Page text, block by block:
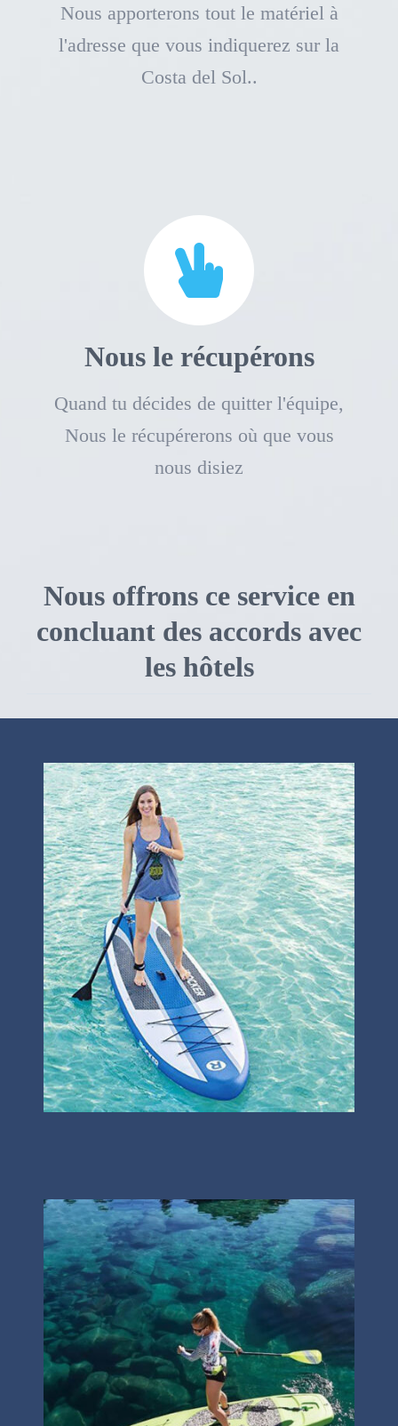
Nous apporterons tout le matériel à
l'adresse que vous indiquerez sur la
Costa del Sol..
Nous le récupérons
Quand tu décides de quitter l'équipe,
Nous le récupérerons où que vous
nous disiez
Nous offrons ce service en
concluant des accords avec
les hôtels